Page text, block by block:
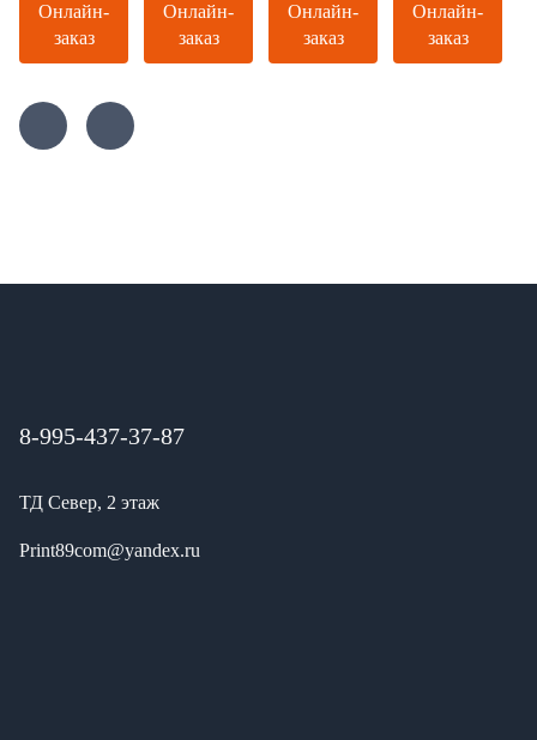
Онлайн-
заказ
Онлайн-
заказ
Онлайн-
заказ
Онлайн-
заказ
8-995-437-37-87
ТД Север, 2 этаж
Print89com@yandex.ru